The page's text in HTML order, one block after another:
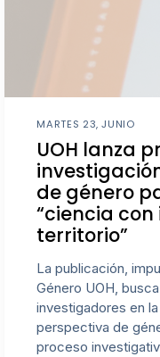
MARTES 23, JUNIO
UOH lanza
de género
“ciencia
territorio”
La publicación,
Género UOH,
investigadores en
perspectiva de
proceso